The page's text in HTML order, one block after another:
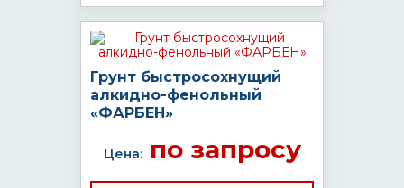
Грунт быстросохнущий
алкидно-фенольный
«ФАРБЕН»
Цена:по запросу